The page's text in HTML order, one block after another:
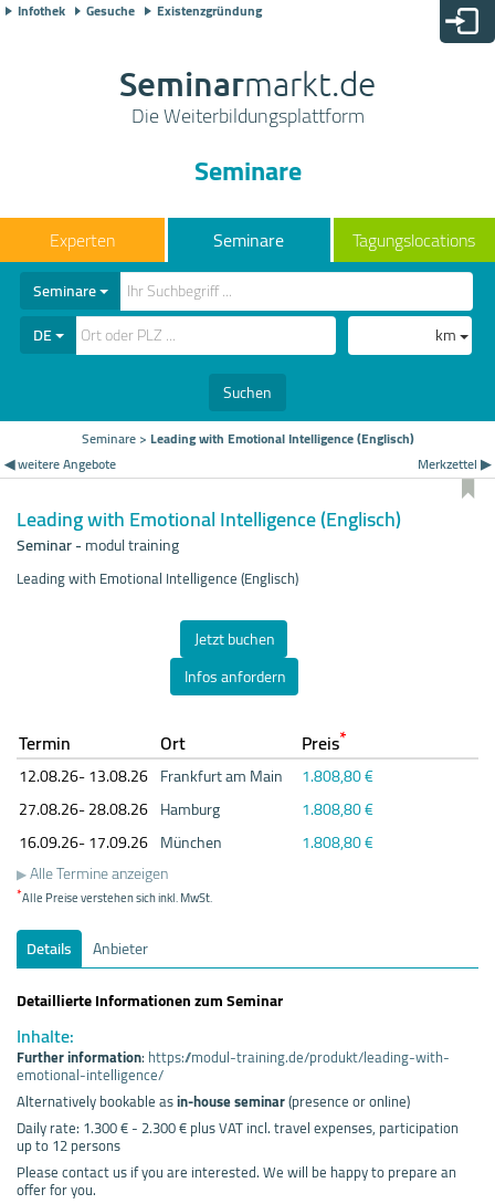
Infothek Gesuche Existenzgründung
Seminarmarkt.de
Die Weiterbildungsplattform
Seminare
Seminare Tagungslocations
Seminare
DE
km
Suchen
Seminare> Leading with Emotional Intelligence (Englisch)
◀ weitere Angebote
Merkzettel ▶
Leading with Emotional Intelligence (Englisch)
Seminar-modul training
Leading with Emotional Intelligence (Englisch)
Jetzt buchen
Infos anfordern
Termin Ort Preis*
12.08.26- 13.08.26 Frankfurt am Main
1.808,80 €
27.08.26- 28.08.26 Hamburg
1.808,80 €
16.09.26- 17.09.26 München
1.808,80 €
Alle Termine anzeigen
*Alle Preise verstehen sich inkl. MwSt.
Details
Anbieter
Detaillierte Informationen zum Seminar
Inhalte:
Further information: https://modul-training.de/produkt/leading-with-
emotional-intelligence/
Alternatively bookable asin-house seminar(presence or online)
Daily rate: 1.300 € - 2.300 € plus VAT incl. travel expenses, participation
up to 12 persons
Please contact us if you are interested. We will be happy to prepare an
offer for you.